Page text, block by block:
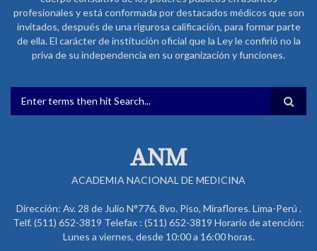
profesionales y está conformada por destacados médicos que son
invitados, después de una rigurosa calificación, para formar parte
de ella. El carácter de institución oficial que la Ley le confirió no la
priva de su independencia en su organización y funciones.
FORMULARIO DE BÚSQUEDA
ANM
ACADEMIA NACIONAL DE MEDICINA
Dirección: Av. 28 de Julio N°776, 8vo. Piso, Miraflores. Lima-Perú .
Telf. (511) 652-3819 Telefax : (511) 652-3819 Horario de atención:
Lunes a viernes, desde 10:00 a 16:00 horas.